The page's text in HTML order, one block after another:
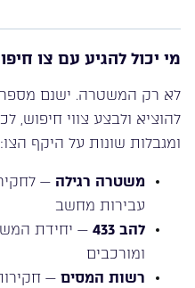
מי יכול להגיע עם צו
לא רק המשטרה. ישנם מספר
להוציא ולבצע צווי חיפוש,
ומגבלות שונות על היקף הצו:
משטרה רגילה —
עבירות מחשב
להב 433
— יחידת
ומורכבים
רשות המסים —